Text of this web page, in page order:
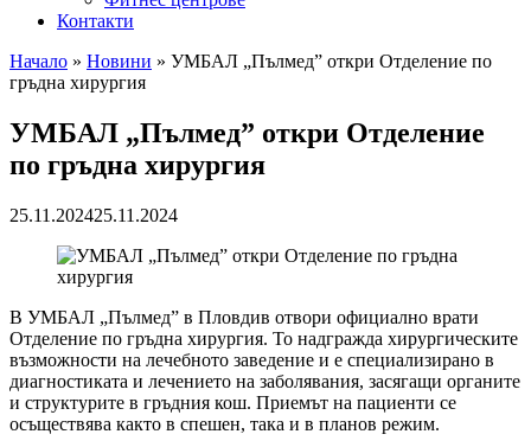
Контакти
Начало » Новини » УМБАЛ „Пълмед” откри Отделение по
гръдна хирургия
УМБАЛ „Пълмед” откри Отделение
по гръдна хирургия
25.11.202425.11.2024
В УМБАЛ „Пълмед” в Пловдив отвори официално врати
Отделение по гръдна хирургия. То надгражда хирургическите
възможности на лечебното заведение и е специализирано в
диагностиката и лечението на заболявания, засягащи органите
и структурите в гръдния кош. Приемът на пациенти се
осъществява както в спешен, така и в планов режим.